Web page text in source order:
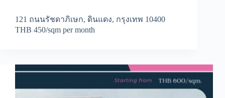
121 ถนนรัชดาภิเษก, ดินแดง, กรุงเทพ 10400
THB 450/sqm per month